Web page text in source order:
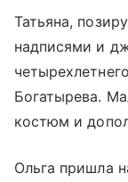
Татьяна,
надписями и
Богатырева.
костюм и
Ольга пришла